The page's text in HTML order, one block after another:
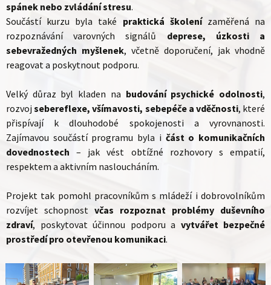
spánek nebo zvládání stresu.
Součástí kurzu byla také praktická školenízaměřená na
rozpoznávání varovných signálů deprese, úzkosti a
sebevražedných myšlenek, včetně doporučení, jak vhodně
reagovat a poskytnout podporu.
Velký důraz byl kladen na budování psychické odolnosti,
rozvojsebereflexe, všímavosti, sebepéče a vděčnosti, které
přispívají k dlouhodobé spokojenosti a vyrovnanosti.
Zajímavou součástí programu byla i část o komunikačních
dovednostech – jak vést obtížné rozhovory s empatií,
respektem a aktivním nasloucháním.
Projekt tak pomohl pracovníkům s mládeží i dobrovolníkům
rozvíjet schopnost včas rozpoznat problémy duševního
zdraví, poskytovat účinnou podporu a vytvářet bezpečné
prostředí pro otevřenou komunikaci.